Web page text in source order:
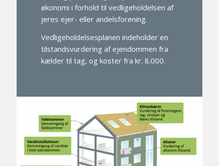
økonomi i forhold til vedligeholdelsen af
jeres ejer- eller andelsforening.
Vedligeholdelsesplanen indeholder en
tilstandsvurdering af ejendommen fra
kælder til tag, og koster fra kr. 8.000.